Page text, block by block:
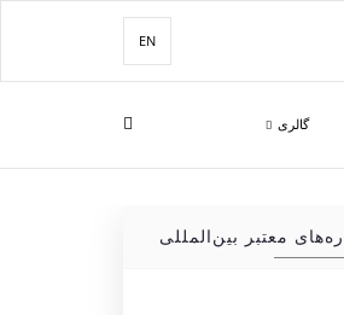
EN
گالری
معتبر بین‌المللی